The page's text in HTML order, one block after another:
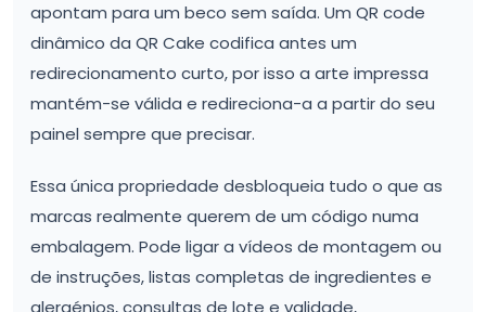
apontam para um beco sem saída. Um QR code
dinâmico da QR Cake codifica antes um
redirecionamento curto, por isso a arte impressa
mantém-se válida e redireciona-a a partir do seu
painel sempre que precisar.
Essa única propriedade desbloqueia tudo o que as
marcas realmente querem de um código numa
embalagem. Pode ligar a vídeos de montagem ou
de instruções, listas completas de ingredientes e
alergénios, consultas de lote e validade,